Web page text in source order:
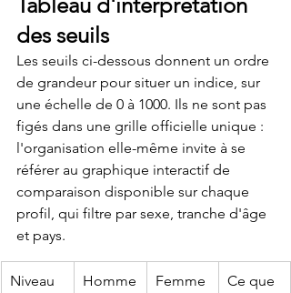
des seuils
Les seuils ci-dessous donnent un ordre
de grandeur pour situer un indice, sur
une échelle de 0 à 1000. Ils ne sont pas
figés dans une grille officielle unique :
l'organisation elle-même invite à se
référer au graphique interactif de
comparaison disponible sur chaque
profil, qui filtre par sexe, tranche d'âge
et pays.
Niveau
Homme
Femme
Ce que